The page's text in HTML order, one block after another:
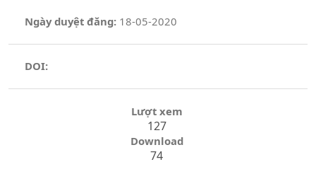
Ngày duyệt đăng:18-05-2020
DOI:
Lượt xem
127
Download
74